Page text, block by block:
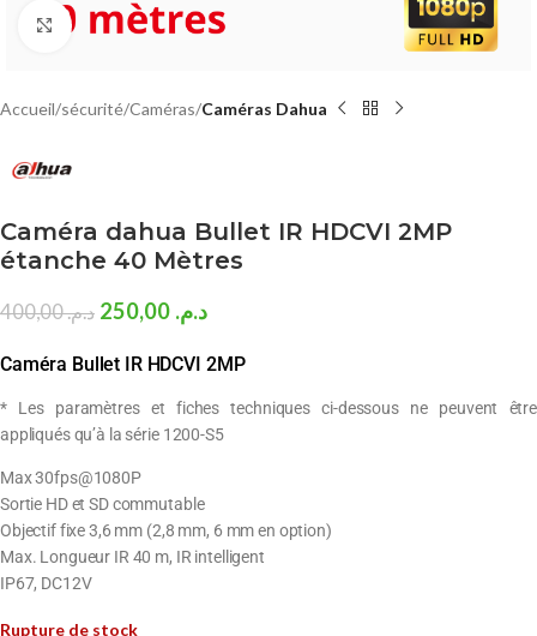
Click to enlarge
Accueil sécurité Caméras Caméras Dahua
Caméra dahua Bullet IR HDCVI 2MP
étanche 40 Mètres
د.م.400,00 د.م.
Caméra Bullet IR HDCVI 2MP
* Les paramètres et fiches techniques ci-dessous ne peuvent être
appliqués qu’à la série 1200-S5
Max 30fps@1080P
Sortie HD et SD commutable
Objectif fixe 3,6 mm (2,8 mm, 6 mm en option)
Max. Longueur IR 40 m, IR intelligent
IP67, DC12V
Rupture de stock